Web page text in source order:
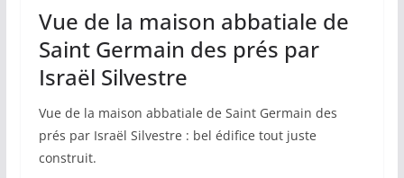
Vue de la maison abbatiale de
Saint Germain des prés par
Israël Silvestre
Vue de la maison abbatiale de Saint Germain des
prés par Israël Silvestre : bel édifice tout juste
construit.